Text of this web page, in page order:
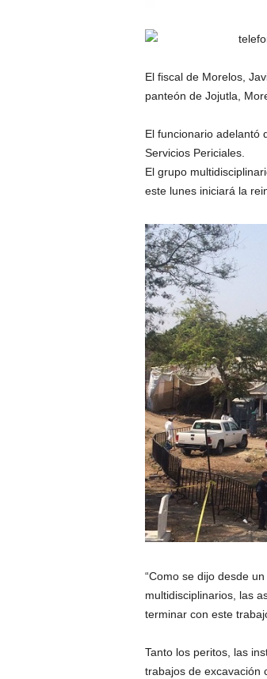
El fiscal de Morelos,
panteón de Jojutla,
El funcionario adelantó
Servicios Periciales.
El grupo
este lunes iniciará la
“Como se dijo desde
multidisciplinarios, las
terminar con este
Tanto los peritos, las
trabajos de excavación